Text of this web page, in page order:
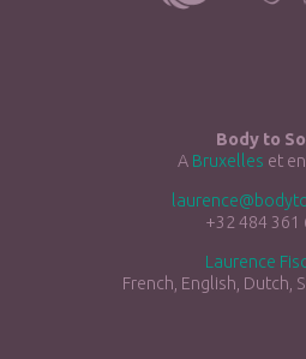
Body to
A Bruxelles et en
+32 484 361
Laurence
French, English, Dutch,